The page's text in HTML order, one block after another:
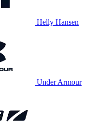
Helly Hansen
Under Armour